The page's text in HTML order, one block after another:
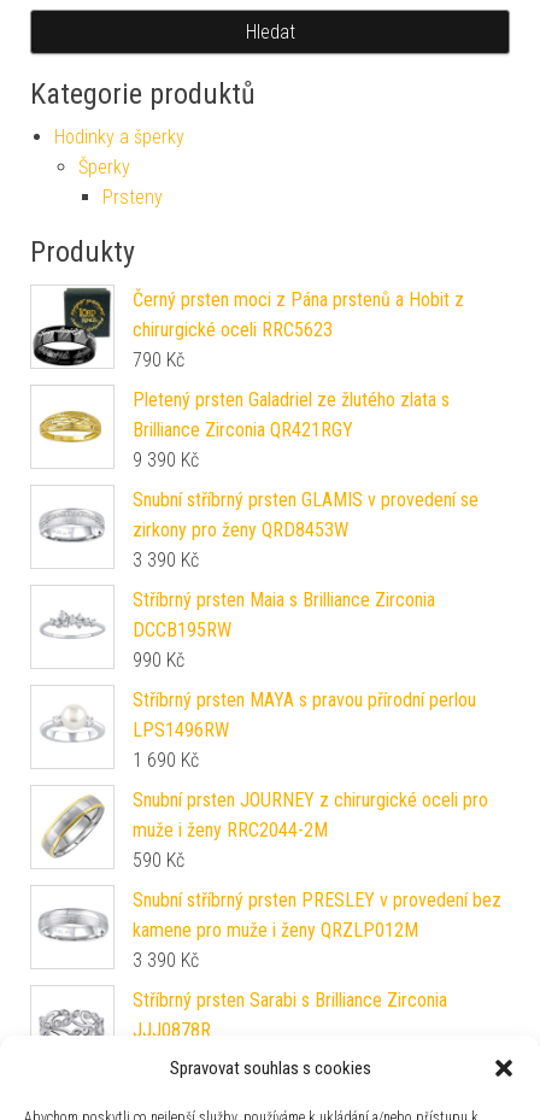
Spravovat souhlas s cookies
Hledat
Kategorie produktů
Hodinky a šperky
Šperky
Prsteny
Produkty
Černý prsten moci z Pána prstenů a Hobit z
chirurgické oceli RRC5623
790 Kč
Pletený prsten Galadriel ze žlutého zlata s
Brilliance Zirconia QR421RGY
9 390 Kč
Snubní stříbrný prsten GLAMIS v provedení se
zirkony pro ženy QRD8453W
3 390 Kč
Stříbrný prsten Maia s Brilliance Zirconia
DCCB195RW
990 Kč
Stříbrný prsten MAYA s pravou přírodní perlou
LPS1496RW
1 690 Kč
Snubní prsten JOURNEY z chirurgické oceli pro
muže i ženy RRC2044-2M
590 Kč
Snubní stříbrný prsten PRESLEY v provedení bez
kamene pro muže i ženy QRZLP012M
3 390 Kč
Stříbrný prsten Sarabi s Brilliance Zirconia
JJJ0878R
2 390Kč